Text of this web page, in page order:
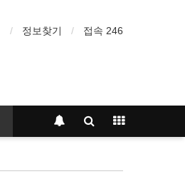
정보찾기 접속 246